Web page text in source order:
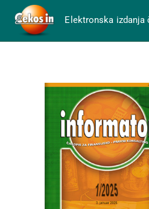
Elektronska izdanja